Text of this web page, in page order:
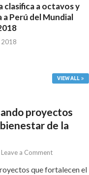
clasifica a octavos y
a Perú del Mundial
2018
VIEW ALL
proyectos
de la
Leave a Comment
que fortalecen el